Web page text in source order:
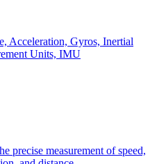
Acceleration, Gyros, Inertial
Units, IMU
precise measurement of speed,